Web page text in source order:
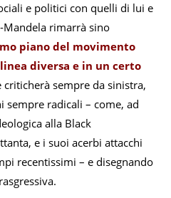
e politici con quelli di lui e
Mandela rimarrà sino
piano del movimento
diversa e in un certo
criticherà sempre da sinistra,
sempre radicali – come, ad
alla Black
e i suoi acerbi attacchi
recentissimi – e disegnando